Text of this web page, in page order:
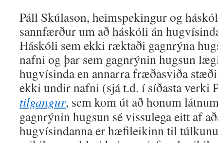
Páll Skúlason, heimspekingur og
sannfærður um að háskóli án
Háskóli sem ekki ræktaði gagnrýna
nafni og þar sem gagnrýnin hugsun
hugvísinda en annarra fræðasviða
ekki undir nafni (sjá t.d. í síðasta verki
tilgangur, sem kom út að honum
gagnrýnin hugsun sé vissulega eitt af
hugvísindanna er hæfileikinn til